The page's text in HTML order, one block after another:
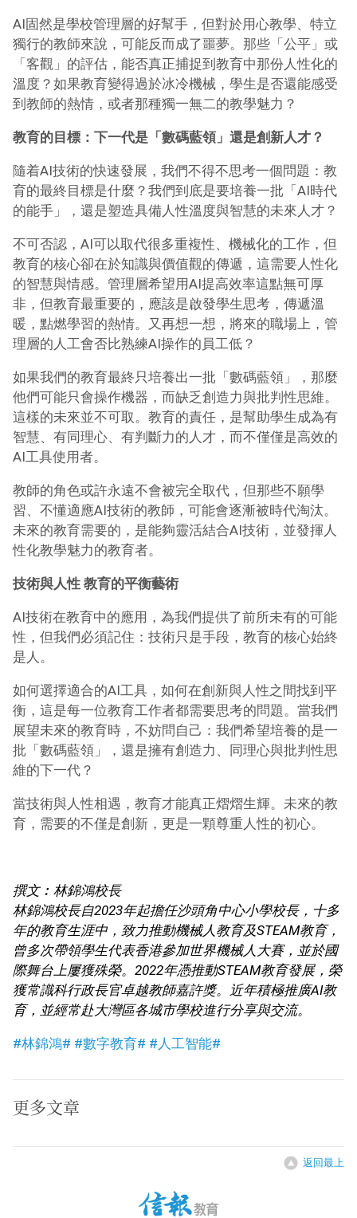
AI固然是學校管理層的好幫手，但對於用心教學、特立
獨行的教師來說，可能反而成了噩夢。那些「公平」或
「客觀」的評估，能否真正捕捉到教育中那份人性化的
溫度？如果教育變得過於冰冷機械，學生是否還能感受
到教師的熱情，或者那種獨一無二的教學魅力？
教育的目標：下一代是「數碼藍領」還是創新人才？
隨着AI技術的快速發展，我們不得不思考一個問題：教
育的最終目標是什麼？我們到底是要培養一批「AI時代
的能手」，還是塑造具備人性溫度與智慧的未來人才？
不可否認，AI可以取代很多重複性、機械化的工作，但
教育的核心卻在於知識與價值觀的傳遞，這需要人性化
的智慧與情感。管理層希望用AI提高效率這點無可厚
非，但教育最重要的，應該是啟發學生思考，傳遞溫
暖，點燃學習的熱情。又再想一想，將來的職場上，管
理層的人工會否比熟練AI操作的員工低？
如果我們的教育最終只培養出一批「數碼藍領」，那麼
他們可能只會操作機器，而缺乏創造力與批判性思維。
這樣的未來並不可取。教育的責任，是幫助學生成為有
智慧、有同理心、有判斷力的人才，而不僅僅是高效的
AI工具使用者。
教師的角色或許永遠不會被完全取代，但那些不願學
習、不懂適應AI技術的教師，可能會逐漸被時代淘汰。
未來的教育需要的，是能夠靈活結合AI技術，並發揮人
性化教學魅力的教育者。
技術與人性 教育的平衡藝術
AI技術在教育中的應用，為我們提供了前所未有的可能
性，但我們必須記住：技術只是手段，教育的核心始終
是人。
如何選擇適合的AI工具，如何在創新與人性之間找到平
衡，這是每一位教育工作者都需要思考的問題。當我們
展望未來的教育時，不妨問自己：我們希望培養的是一
批「數碼藍領」，還是擁有創造力、同理心與批判性思
維的下一代？
當技術與人性相遇，教育才能真正熠熠生輝。未來的教
育，需要的不僅是創新，更是一顆尊重人性的初心。
撰文︰林錦鴻校長
林錦鴻校長自2023年起擔任沙頭角中心小學校長，十多
年的教育生涯中，致力推動機械人教育及STEAM教育，
曾多次帶領學生代表香港參加世界機械人大賽，並於國
際舞台上屢獲殊榮。2022年憑推動STEAM教育發展，榮
獲常識科行政長官卓越教師嘉許獎。近年積極推廣AI教
育，並經常赴大灣區各城市學校進行分享與交流。
#林錦鴻# #數字教育# #人工智能#
更多文章
返回最上